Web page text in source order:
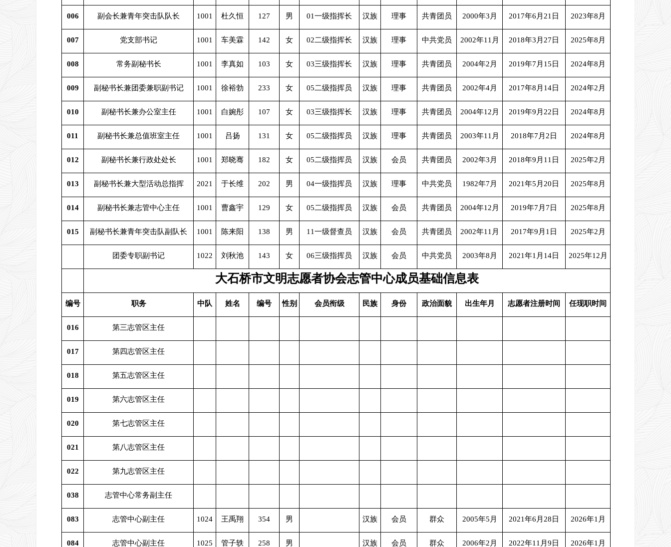
006 副会长兼青年突击队队长 1001 杜久恒 127 男 01一级指挥长 汉族 理事 共青团员 2000年3月 2017年6月21日 2023年8月
007 党支部书记 1001 车美霖 142 女 02二级指挥长 汉族 理事 中共党员 2002年11月 2018年3月27日 2025年8月
008 常务副秘书长 1001 李真如 103 女 03三级指挥长 汉族 理事 共青团员 2004年2月 2019年7月15日 2024年8月
009 副秘书长兼团委兼职副书记 1001 徐裕勃 233 女 05二级指挥员 汉族 理事 共青团员 2002年4月 2017年8月14日 2024年2月
010 副秘书长兼办公室主任 1001 白婉彤 107 女 03三级指挥长 汉族 理事 共青团员 2004年12月 2019年9月22日 2024年8月
011 副秘书长兼总值班室主任 1001 吕扬 131 女 05二级指挥员 汉族 理事 共青团员 2003年11月 2018年7月2日 2024年8月
012 副秘书长兼行政处处长 1001 郑晓骞 182 女 05二级指挥员 汉族 会员 共青团员 2002年3月 2018年9月11日 2025年2月
013 副秘书长兼大型活动总指挥 2021 于长维 202 男 04一级指挥员 汉族 理事 中共党员 1982年7月 2021年5月20日 2025年8月
014 副秘书长兼志管中心主任 1001 曹鑫宇 129 女 05二级指挥员 汉族 会员 共青团员 2004年12月 2019年7月7日 2025年8月
015 副秘书长兼青年突击队副队长 1001 陈来阳 138 男 11一级督查员 汉族 会员 共青团员 2002年11月 2017年9月1日 2025年2月
团委专职副书记 1022 刘秋池 143 女 06三级指挥员 汉族 会员 中共党员 2003年8月 2021年1月14日 2025年12月
大石桥市文明志愿者协会志管中心成员基础信息表
编号 职务 中队 姓名 编号 性别 会员衔级 民族 身份 政治面貌 出生年月 志愿者注册时间 任现职时间
016 第三志管区主任
017 第四志管区主任
018 第五志管区主任
019 第六志管区主任
020 第七志管区主任
021 第八志管区主任
022 第九志管区主任
038 志管中心常务副主任
083 志管中心副主任 1024 王禹翔 354 男 汉族 会员 群众 2005年5月 2021年6月28日 2026年1月
084 志管中心副主任 1025 管子轶 258 男 汉族 会员 群众 2006年2月 2022年11月9日 2026年1月